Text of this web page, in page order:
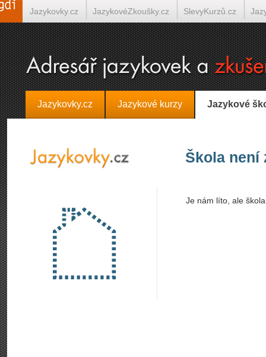
Jazykovky.cz Jazykové kurzy Jazykové
Škola není
Je nám líto, ale
Jazykovky.cz JazykovéZkoušky.cz SlevyKurzů.cz
Španělština on-line Italština on-line Tlumočení-